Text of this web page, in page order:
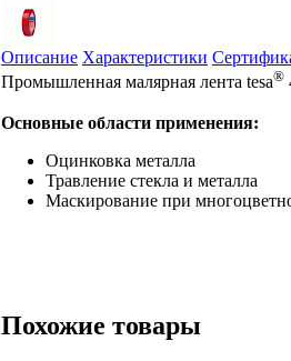
Описание Характеристики
Промышленная малярная лента tesa®
Основные области применения:
Оцинковка металла
Травление стекла и металла
Маскирование при
Похожие товары